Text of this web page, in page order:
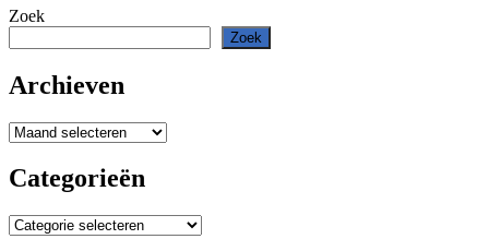
Zoek
Zoek
Archieven
Archieven
Categorieën
Categorieën